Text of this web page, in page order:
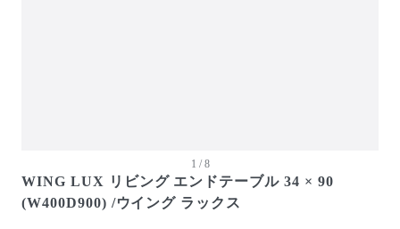
1 / 8
WING LUX リビング エンドテーブル 34 × 90
(W400D900) /ウイング ラックス